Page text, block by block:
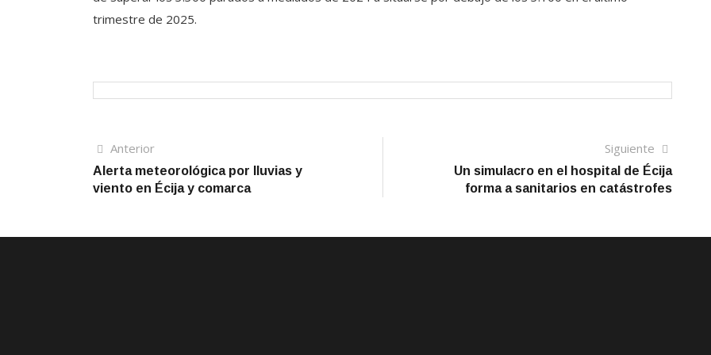
trimestre de 2025.
Navegación
de
AnteriorArtículo
anterior
Alerta meteorológica por lluvias y
viento en Écija y comarca
Siguiente
artículo
Un simulacro en el hospital de Écija
forma a sanitarios en catástrofes